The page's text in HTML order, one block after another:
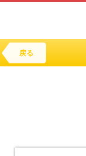
戻る